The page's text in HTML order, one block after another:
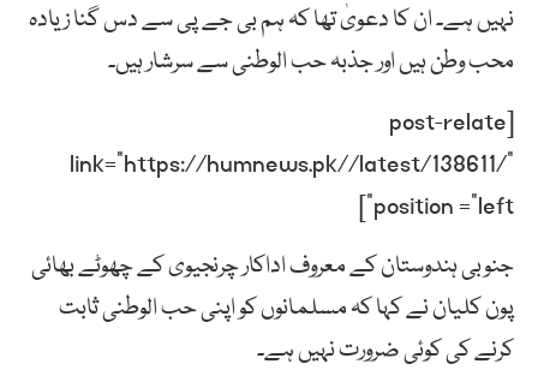
نہیں ہے۔ ان کا دعویٰ تھا کہ ہم بی جے پی سے دس گنا زیادہ
محب وطن ہیں اور جذبہ حب الوطنی سے سرشار ہیں۔
[post-relate
link=”https://humnews.pk//latest/138611/”
position =”left”]
جنوبی ہندوستان کے معروف اداکار چرنجیوی کے چھوٹے بھائی
پون کلیان نے کہا کہ مسلمانوں کو اپنی حب الوطنی ثابت
کرنے کی کوئی ضرورت نہیں ہے۔